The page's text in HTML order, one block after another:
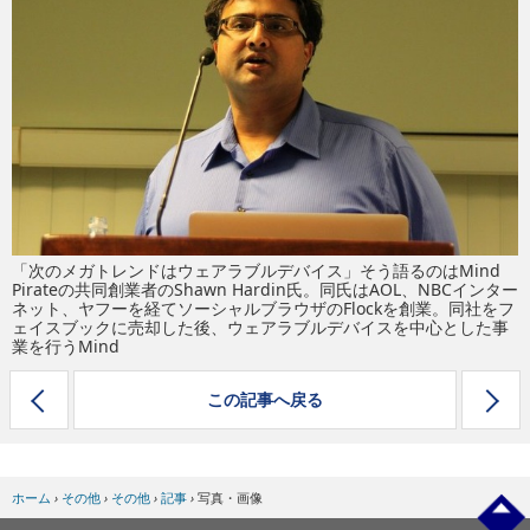
「次のメガトレンドはウェアラブルデバイス」そう語るのはMind
Pirateの共同創業者のShawn Hardin氏。同氏はAOL、NBCインター
ネット、ヤフーを経てソーシャルブラウザのFlockを創業。同社をフ
ェイスブックに売却した後、ウェアラブルデバイスを中心とした事
業を行うMind
この記事へ戻る
ホーム › その他 › その他 › 記事 › 写真・画像